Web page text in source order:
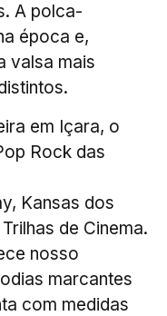
A polca-
época e,
valsa mais
em Içara, o
Rock das
Kansas dos
de Cinema.
nosso
marcantes
com medidas